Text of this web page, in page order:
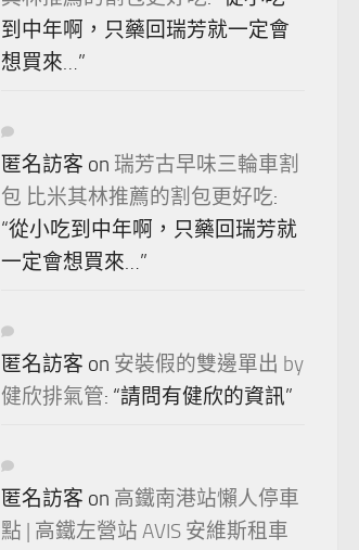
到中年啊，只藥回瑞芳就一定會
想買來…”
匿名訪客 on 瑞芳古早味三輪車割
包 比米其林推薦的割包更好吃:
“從小吃到中年啊，只藥回瑞芳就
一定會想買來…”
匿名訪客 on 安裝假的雙邊單出 by
健欣排氣管: “請問有健欣的資訊”
匿名訪客 on 高鐵南港站懶人停車
點 | 高鐵左營站 AVIS 安維斯租車